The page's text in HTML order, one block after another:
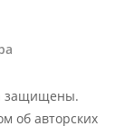
защищены.
об авторских